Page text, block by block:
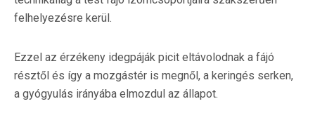
felhelyezésre kerül.
Ezzel az érzékeny idegpáják picit eltávolodnak a fájó
résztől és így a mozgástér is megnől, a keringés serken,
a gyógyulás irányába elmozdul az állapot.